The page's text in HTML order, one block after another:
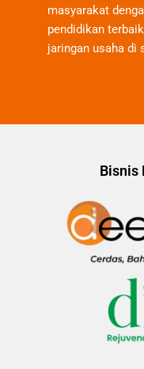
masyarakat
pendidikan
jaringan usaha di
Bisnis